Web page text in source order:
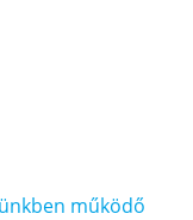
működő